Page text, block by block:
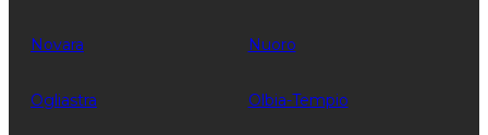
Novara Nuoro
Ogliastra Olbia-Tempio